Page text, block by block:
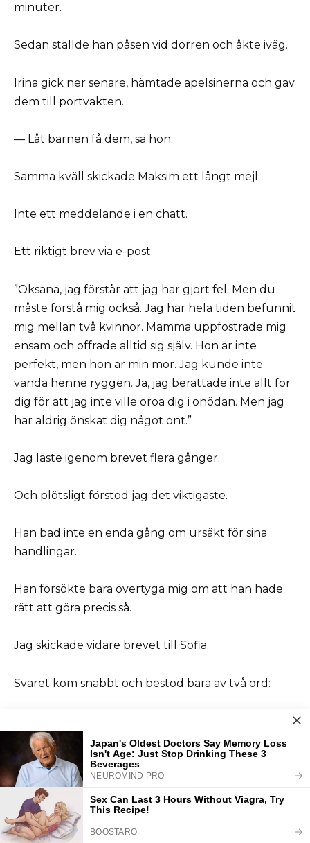
minuter.
Sedan ställde han påsen vid dörren och åkte iväg.
Irina gick ner senare, hämtade apelsinerna och gav
dem till portvakten.
— Låt barnen få dem, sa hon.
Samma kväll skickade Maksim ett långt mejl.
Inte ett meddelande i en chatt.
Ett riktigt brev via e-post.
”Oksana, jag förstår att jag har gjort fel. Men du
måste förstå mig också. Jag har hela tiden befunnit
mig mellan två kvinnor. Mamma uppfostrade mig
ensam och offrade alltid sig själv. Hon är inte
perfekt, men hon är min mor. Jag kunde inte
vända henne ryggen. Ja, jag berättade inte allt för
dig för att jag inte ville oroa dig i onödan. Men jag
har aldrig önskat dig något ont.”
Jag läste igenom brevet flera gånger.
Och plötsligt förstod jag det viktigaste.
Han bad inte en enda gång om ursäkt för sina
handlingar.
Han försökte bara övertyga mig om att han hade
rätt att göra precis så.
Jag skickade vidare brevet till Sofia.
Svaret kom snabbt och bestod bara av två ord:
Förr i tiden hade en sådan fras gjort mig nervös.
Nu, tvärtom, gav den mig självförtroende.
Till fredagen bokade Sofia ett möte på sitt kontor.